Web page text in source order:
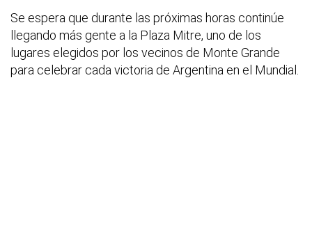
Se espera que durante las próximas horas continúe
llegando más gente a la Plaza Mitre, uno de los
lugares elegidos por los vecinos de Monte Grande
para celebrar cada victoria de Argentina en el Mundial.